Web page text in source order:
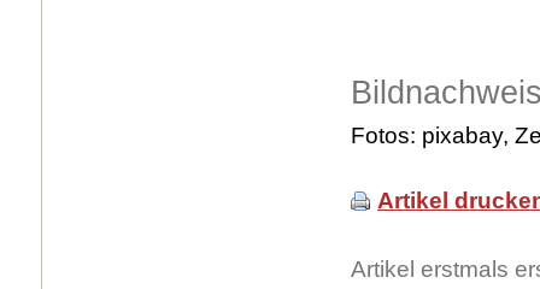
Fotos: pixabay,
Artikel
Artikel erstmals